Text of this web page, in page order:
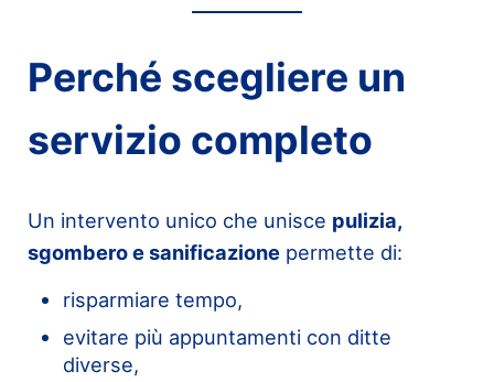
Perché scegliere un
servizio completo
Un intervento unico che unisce pulizia,
sgombero e sanificazionepermette di:
risparmiare tempo,
evitare più appuntamenti con ditte
diverse,